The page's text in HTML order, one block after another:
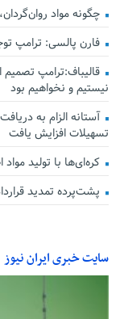
چگونه مواد
فارن پالسی: ترامپ
قالیباف:ترامپ
نیستیم و نخواهیم بود
تسهیلات افزایش یافت
کره‌ای‌ها با تولید
پشت‌پرده تمدید
سایت خبری ایران نیوز